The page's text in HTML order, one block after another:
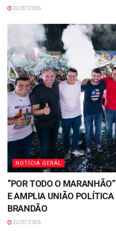
22/07/2026
NOTÍCIA GERAL
“POR TODO O
E AMPLIA UNIÃO
BRANDÃO
22/07/2026